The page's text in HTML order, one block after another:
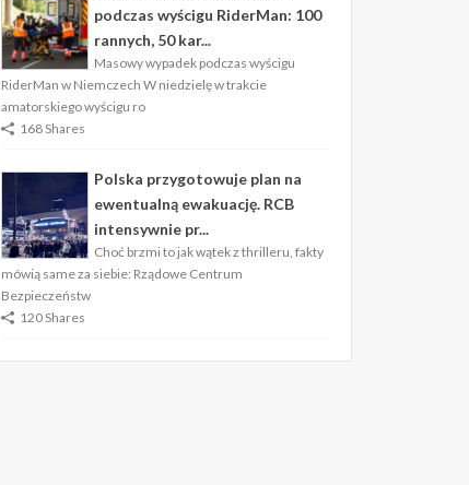
podczas wyścigu RiderMan: 100
rannych, 50 kar...
Masowy wypadek podczas wyścigu
RiderMan w Niemczech W niedzielę w trakcie
amatorskiego wyścigu ro
168 Shares
Polska przygotowuje plan na
ewentualną ewakuację. RCB
intensywnie pr...
Choć brzmi to jak wątek z thrilleru, fakty
mówią same za siebie: Rządowe Centrum
Bezpieczeństw
120 Shares